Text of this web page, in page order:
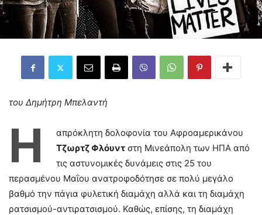
του Δημήτρη Μπελαντή
Η
απρόκλητη δολοφονία του Αφροαμερικάνου
Τζωρτζ Φλόυντ στη Μινεάπολη των ΗΠΑ από
τις αστυνομικές δυνάμεις στις 25 του
περασμένου Μαΐου ανατροφοδότησε σε πολύ μεγάλο
βαθμό την πάγια φυλετική διαμάχη αλλά και τη διαμάχη
ρατσισμού-αντιρατσισμού. Καθώς, επίσης, τη διαμάχη